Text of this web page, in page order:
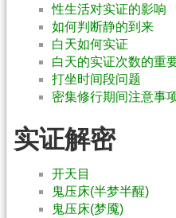
性生活对实证的影响
如何判断静的到来
白天如何实证
白天的实证次数的重
打坐时间段问题
密集修行期间注意事
实证解密
开天目
鬼压床(半梦半醒)
鬼压床(梦魇)